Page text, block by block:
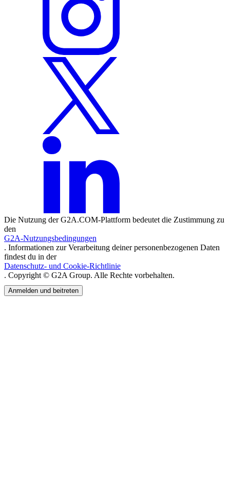
Die Nutzung der G2A.COM-Plattform bedeutet die Zustimmung zu
den
G2A-Nutzungsbedingungen
. Informationen zur Verarbeitung deiner personenbezogenen Daten
findest du in der
Datenschutz- und Cookie-Richtlinie
. Copyright © G2A Group. Alle Rechte vorbehalten.
Anmelden und beitreten